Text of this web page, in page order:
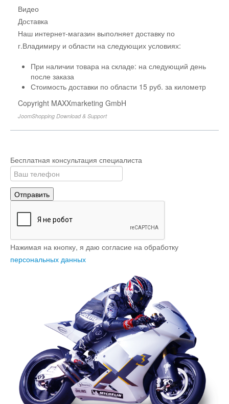
Видео
Доставка
Наш интернет-магазин выполняет доставку по
г.Владимиру и области на следующих условиях:
При наличии товара на складе: на следующий день
после заказа
Стоимость доставки по области 15 руб. за километр
Copyright MAXXmarketing GmbH
JoomShopping Download & Support
Бесплатная консультация специалиста
Отправить
Нажимая на кнопку, я даю согласие на обработку
персональных данных